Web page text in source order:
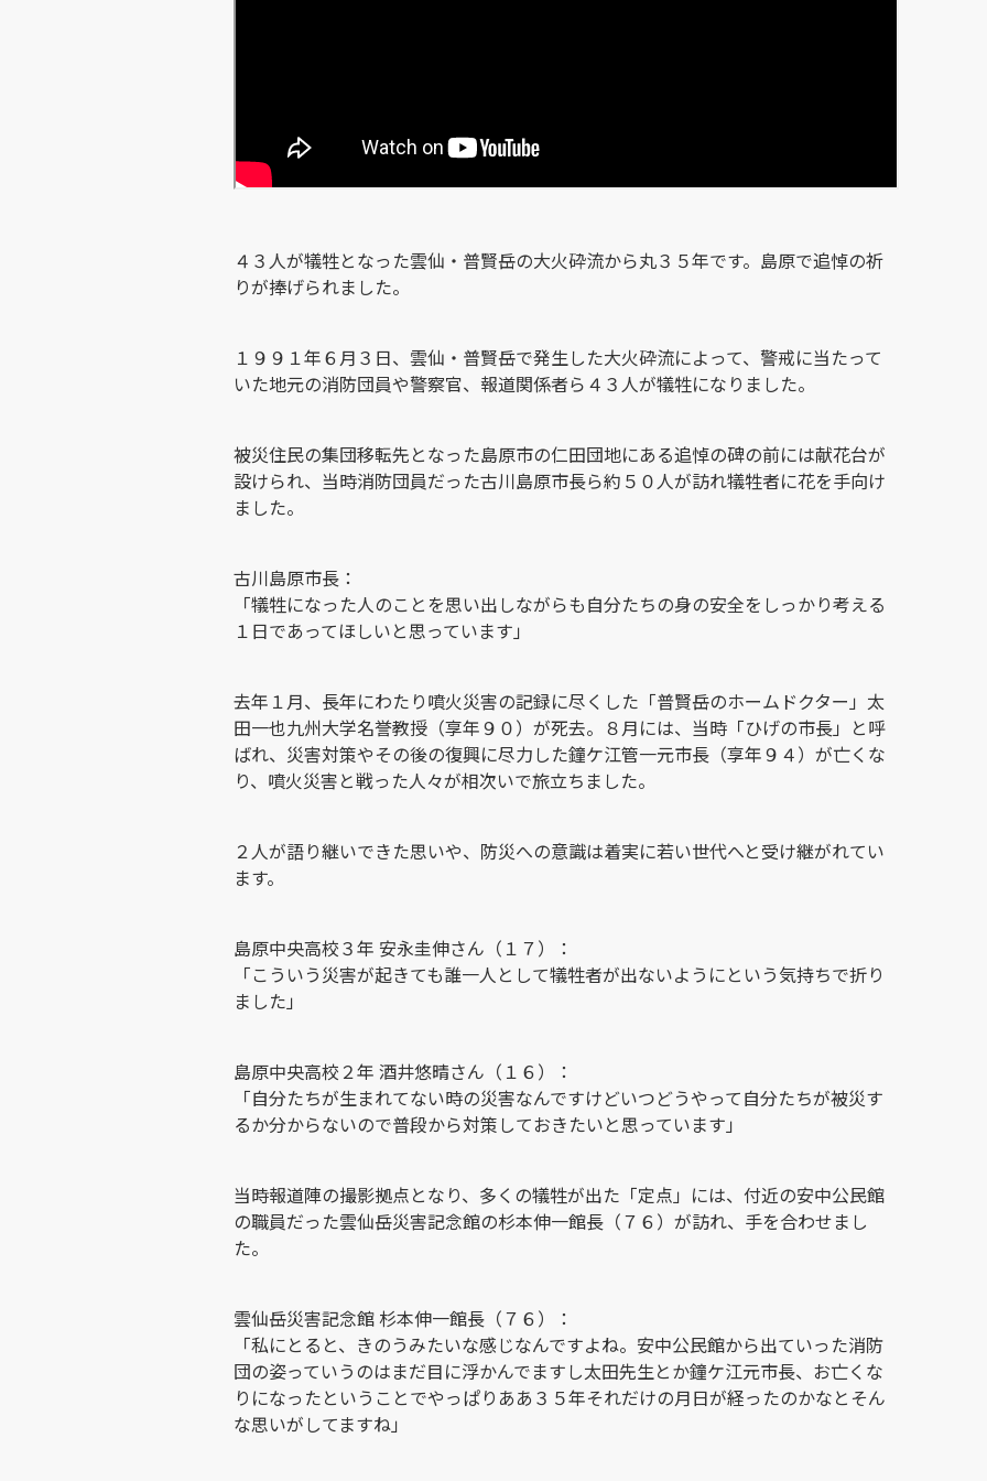
４３人が犠牲となった雲仙・普賢岳の大火砕流から丸３５年です。島原で追悼の祈
りが捧げられました。
１９９１年６月３日、雲仙・普賢岳で発生した大火砕流によって、警戒に当たって
いた地元の消防団員や警察官、報道関係者ら４３人が犠牲になりました。
被災住民の集団移転先となった島原市の仁田団地にある追悼の碑の前には献花台が
設けられ、当時消防団員だった古川島原市長ら約５０人が訪れ犠牲者に花を手向け
ました。
古川島原市長：
「犠牲になった人のことを思い出しながらも自分たちの身の安全をしっかり考える
１日であってほしいと思っています」
去年１月、長年にわたり噴火災害の記録に尽くした「普賢岳のホームドクター」太
田一也九州大学名誉教授（享年９０）が死去。８月には、当時「ひげの市長」と呼
ばれ、災害対策やその後の復興に尽力した鐘ケ江管一元市長（享年９４）が亡くな
り、噴火災害と戦った人々が相次いで旅立ちました。
２人が語り継いできた思いや、防災への意識は着実に若い世代へと受け継がれてい
ます。
島原中央高校３年 安永圭伸さん（１７）：
「こういう災害が起きても誰一人として犠牲者が出ないようにという気持ちで折り
ました」
島原中央高校２年 酒井悠晴さん（１６）：
「自分たちが生まれてない時の災害なんですけどいつどうやって自分たちが被災す
るか分からないので普段から対策しておきたいと思っています」
当時報道陣の撮影拠点となり、多くの犠牲が出た「定点」には、付近の安中公民館
の職員だった雲仙岳災害記念館の杉本伸一館長（７６）が訪れ、手を合わせまし
た。
雲仙岳災害記念館 杉本伸一館長（７６）：
「私にとると、きのうみたいな感じなんですよね。安中公民館から出ていった消防
団の姿っていうのはまだ目に浮かんでますし太田先生とか鐘ケ江元市長、お亡くな
りになったということでやっぱりああ３５年それだけの月日が経ったのかなとそん
な思いがしてますね」